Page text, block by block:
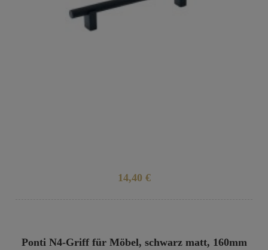
14,40 €
Ponti N4-Griff für Möbel, schwarz matt, 160mm